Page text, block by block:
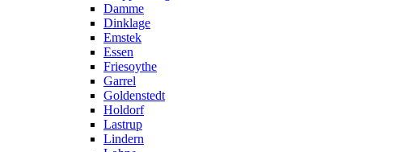
Damme
Dinklage
Emstek
Essen
Friesoythe
Garrel
Goldenstedt
Holdorf
Lastrup
Lindern